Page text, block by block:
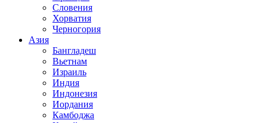
Словения
Хорватия
Черногория
Азия
Бангладеш
Вьетнам
Израиль
Индия
Индонезия
Иордания
Камбоджа